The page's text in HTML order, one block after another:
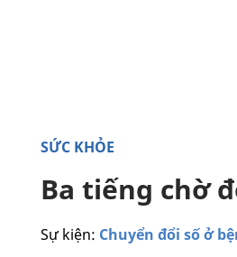
SỨC KHỎE
Ba tiếng chờ
Sự kiện: Chuyển đổi số ở